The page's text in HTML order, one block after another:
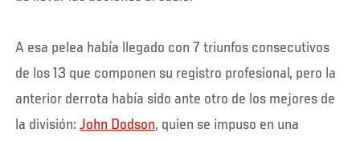
A esa pelea había llegado con 7 triunfos consecutivos
de los 13 que componen su registro profesional, pero la
anterior derrota había sido ante otro de los mejores de
la división:John Dodson, quien se impuso en una